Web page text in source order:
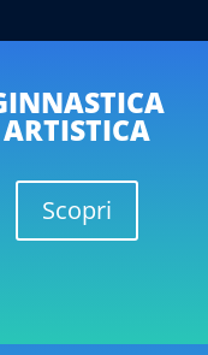
ARTISTICA
Scopri